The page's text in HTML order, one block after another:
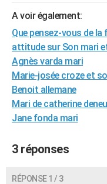
Art de vivre
Bien-être
Loisirs
ModeModes de vie
SANTE
Alimentation
Guide de la santé
Maladies
Médicaments
Sommeil
Destinations
City break
Voyage nature
Voyage de noces
Forum
Climat
PHOTO
GUIDES D'ACHAT
CARTE DE VOEUX
Carte de Noël
Carte Bonne année
Carte Saint-Valentin
Carte Pâques
Carte d'anniversaire
DICTIONNAIRE
A voir également:
Que pensez-vous de
attitude sur Son mari
Agnès varda mari
Marie-josée croze et
Benoit allemane
Mari de catherine
Jane fonda mari
3 réponses
RÉPONSE 1 / 3